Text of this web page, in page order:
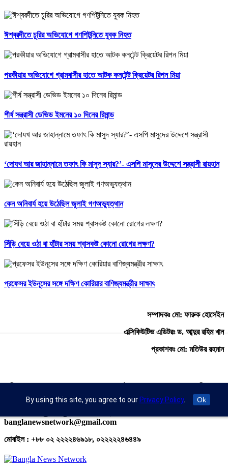
ঈশ্বরদীতে চুরির অভিযোগে গণপিটুনিতে যুবক নিহত
পরকীয়ার অভিযোগে গ্রামবাসীর হাতে আটক কনটেন্ট ক্রিয়েটর রিপন মিয়া
শীর্ষ সন্ত্রাসী ডেভিড ইমনের ১০ দিনের রিমান্ড
‘দোযখ আর জাহান্নামে তফাৎ কি মাসুদ স্যার?’- এসপি মাসুদের উদ্দেশে সন্ত্রাসী রায়হান
কেন অনিবার্য হয়ে উঠেছিল জুলাই গণঅভ্যুত্থান
সিঁড়ি বেয়ে ওঠা বা হাঁটার সময় শ্বাসকষ্ট কোনো রোগের লক্ষণ?
প্রফেসর ইউনূসের সঙ্গে দক্ষিণ কোরিয়ার বাণিজ্যমন্ত্রীর সাক্ষাৎ
সম্পাদকঃ মো: ফারুক হোসেইন
এক্সিকিউটিভ এডিটরঃ ড. আব্দুর রহিম খান
প্রকাশকঃ মো: মতিউর রহমান
রোড, ধানমন্ডি, ঢাকা- ১২০৯।
banglanewsnetwork@gmail.com
মোবাইল : +৮৮ ০২ ২২২২৪৬৯১৮, ০২২২২২৪৬৪৪৯
By using this site, you agree to ourPrivacy Policy. Ok